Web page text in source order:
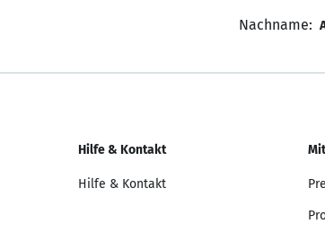
Nachname:
Hilfe & Kontakt
Hilfe & Kontakt